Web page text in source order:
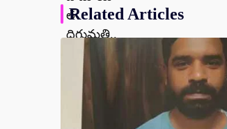
Related Articles